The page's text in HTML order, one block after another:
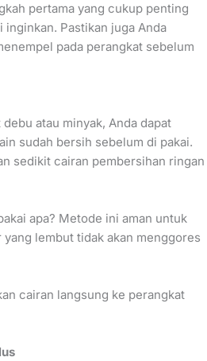
pertama yang cukup penting
Pastikan juga Anda
pada perangkat sebelum
atau minyak, Anda dapat
sudah bersih sebelum di pakai.
sedikit cairan pembersihan ringan
apa? Metode ini aman untuk
lembut tidak akan menggores
cairan langsung ke perangkat